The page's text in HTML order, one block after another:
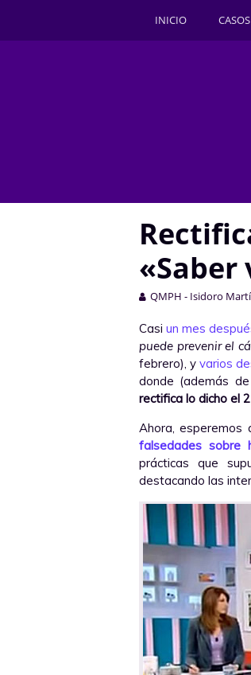
INICIO CASOS
«Saber
QMPH - Isidoro
Casiun mes
puede prevenir el
febrero), yvarios
donde (además
rectifica lo dicho el
Ahora,
falsedades sobre
prácticas que
destacando las